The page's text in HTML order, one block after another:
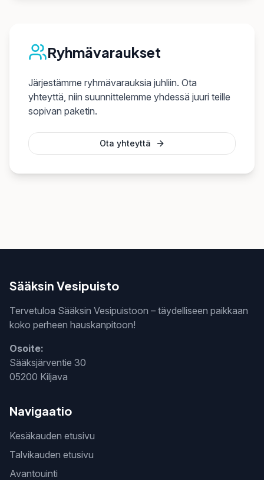
Ryhmävaraukset
Järjestämme ryhmävarauksia juhliin. Ota
yhteyttä, niin suunnittelemme yhdessä juuri teille
sopivan paketin.
Ota yhteyttä
Sääksin Vesipuisto
Tervetuloa Sääksin Vesipuistoon – täydelliseen paikkaan
koko perheen hauskanpitoon!
Osoite:
Sääksjärventie 30
05200 Kiljava
Navigaatio
Kesäkauden etusivu
Talvikauden etusivu
Avantouinti